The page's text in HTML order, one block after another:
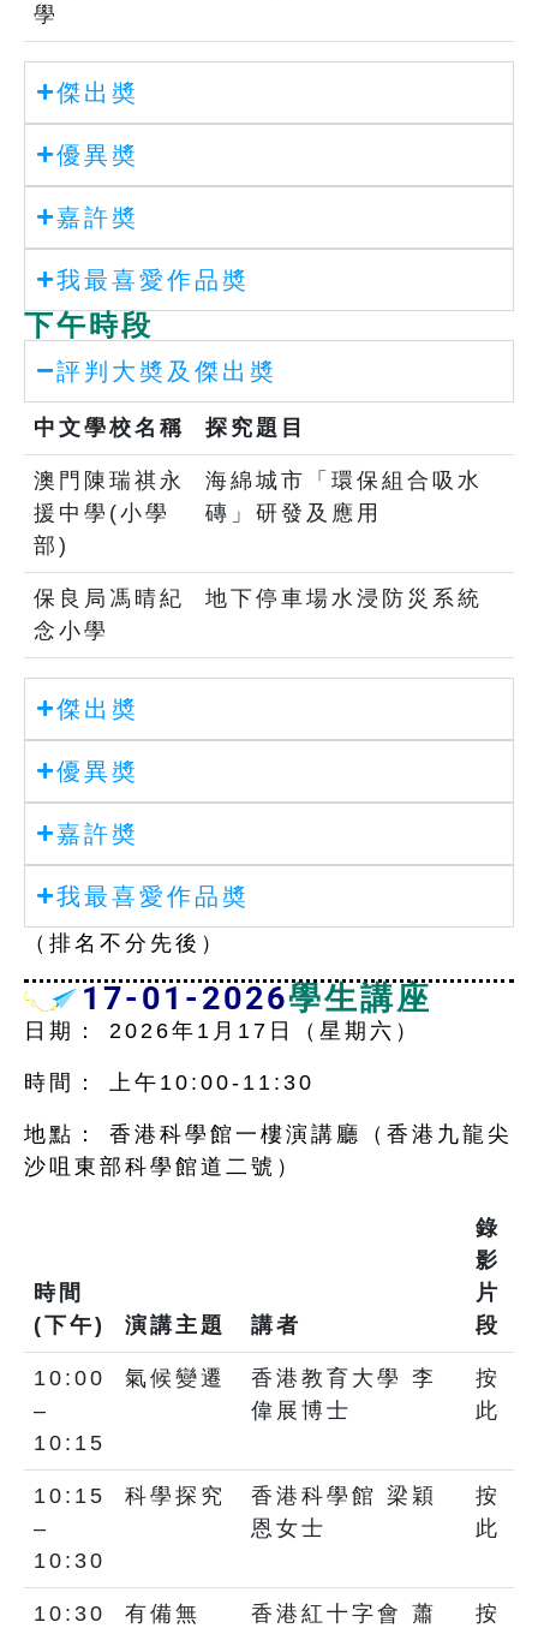
學
傑出奬
優異奬
嘉許奬
我最喜愛作品奬
下午時段
評判大奬及傑出奬
中文學校名稱 探究題目
澳門陳瑞祺永
援中學(小學
部)
海綿城市「環保組合吸水
磚」研發及應用
保良局馮晴紀
念小學
地下停車場水浸防災系統
傑出奬
優異奬
嘉許奬
我最喜愛作品奬
（排名不分先後）
17-01-2026學生講座
日期： 2026年1月17日（星期六）
時間： 上午10:00-11:30
地點： 香港科學館一樓演講廳（香港九龍尖
沙咀東部科學館道二號）
時間
(下午)
演講主題 講者
錄
影
片
段
10:00
–
10:15
氣候變遷
香港教育大學 李
偉展博士
按
此
10:15
–
10:30
科學探究
香港科學館 梁穎
恩女士
按
此
10:30
有備無
香港紅十字會 蕭
按